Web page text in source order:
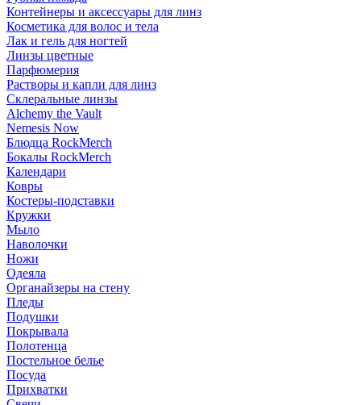
Контейнеры и аксессуары для линз
Косметика для волос и тела
Лак и гель для ногтей
Линзы цветные
Парфюмерия
Растворы и капли для линз
Склеральные линзы
Alchemy the Vault
Nemesis Now
Блюдца RockMerch
Бокалы RockMerch
Календари
Ковры
Костеры-подставки
Кружки
Мыло
Наволочки
Ножи
Одеяла
Органайзеры на стену
Пледы
Подушки
Покрывала
Полотенца
Постельное белье
Посуда
Прихватки